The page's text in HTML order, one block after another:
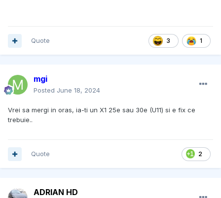
3 1
Quote
mgi
Posted June 18, 2024
Vrei sa mergi in oras, ia-ti un X1 25e sau 30e (U11) si e fix ce
trebuie..
2
Quote
ADRIAN HD